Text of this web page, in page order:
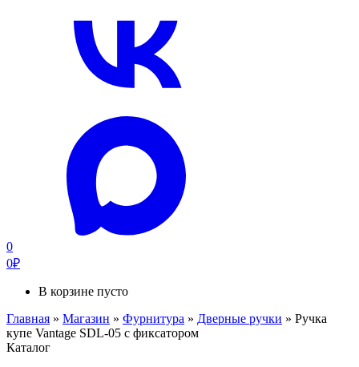
0
0₽
В корзине пусто
Главная » Магазин » Фурнитура » Дверные ручки » Ручка
купе Vantage SDL-05 с фиксатором
Каталог